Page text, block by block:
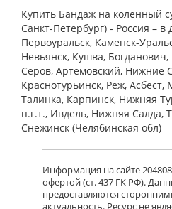
Купить Бандаж на коленный
Санкт-Петербург) - Россия –
Первоуральск, Каменск-
Невьянск, Кушва,
Серов, Артёмовский, Нижние
Краснотурьинск, Реж,
Талинка, Карпинск, Нижняя
п.г.т., Ивдель, Нижняя Салда,
Снежинск (Челябинская обл)
Информация на сайте
офертой (ст. 437 ГК РФ).
предоставляются
актуальность. Ресурс не